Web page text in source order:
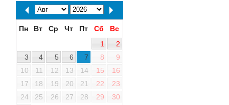
Пн Вт Ср Чт Пт Сб
Вс
1
2
3
4 5 6 7 8
9
10
11 12 13 14 15
16
17
18 19 20 21 22
23
24
25 26 27 28 29
30